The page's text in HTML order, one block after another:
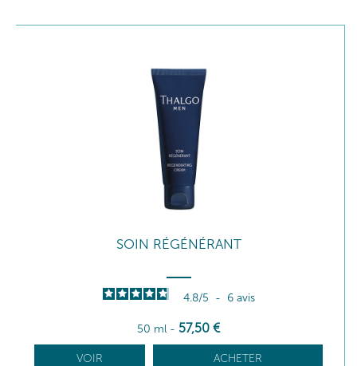
SOIN RÉGÉNÉRANT
4.8/5 - 6 avis
50 ml - 57,50 €
VOIR ACHETER